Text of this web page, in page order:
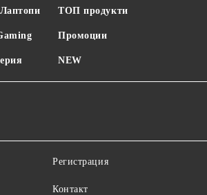
ТОП продукти
Промоции
NEW
Регистрация
Контакт